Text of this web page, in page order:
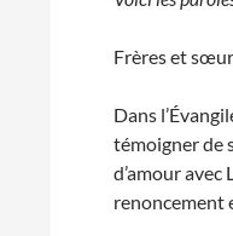
Frères et
Dans
témoigner de
d’amour
renoncement